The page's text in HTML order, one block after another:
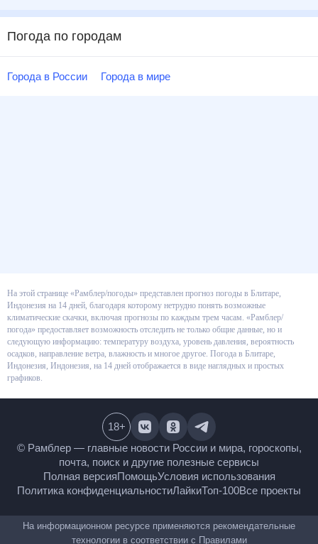
Погода по городам
Города в России Города в мире
На этой странице «Рамблер/погоды» представлен прогноз погоды в
Блитаре, Индонезия на 14 дней, благодаря которому нетрудно понять
возможные климатические скачки, включая прогнозы по каждым трем
часам. «Рамблер/погода» предоставляет возможность отследить не
только общие данные, но и следующую информацию: температуру
воздуха, уровень давления, вероятность осадков, направление ветра,
влажность и многое другое. Погода в Блитаре, Индонезия, Индонезия, на
14 дней отображается в виде наглядных и простых графиков.
© Рамблер — главные новости России и мира,
гороскопы, почта, поиск и другие полезные сервисы
Полная версияПомощьУсловия использования
Политика конфиденциальностиЛайкиТоп-100
18+
На информационном ресурсе применяются